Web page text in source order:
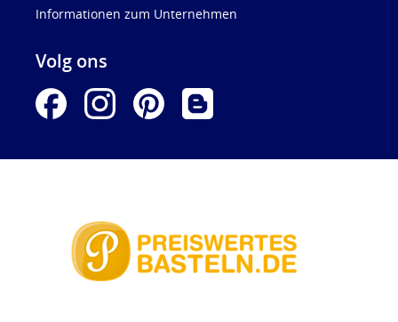
Informationen zum Unternehmen
Volg ons